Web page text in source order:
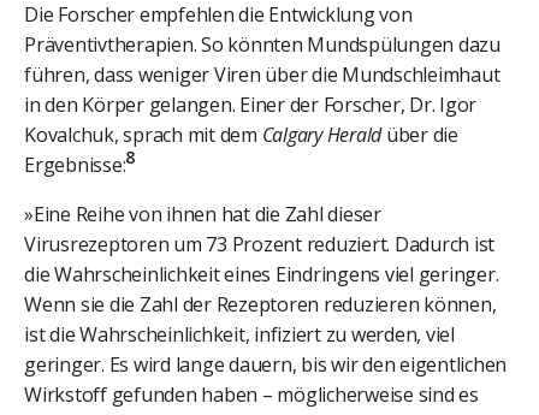
Die Forscher empfehlen die Entwicklung von
Präventivtherapien. So könnten Mundspülungen dazu
führen, dass weniger Viren über die Mundschleimhaut
in den Körper gelangen. Einer der Forscher, Dr. Igor
Kovalchuk, sprach mit dem Calgary Heraldüber die
Ergebnisse:8
»Eine Reihe von ihnen hat die Zahl dieser
Virusrezeptoren um 73 Prozent reduziert. Dadurch ist
die Wahrscheinlichkeit eines Eindringens viel geringer.
Wenn sie die Zahl der Rezeptoren reduzieren können,
ist die Wahrscheinlichkeit, infiziert zu werden, viel
geringer. Es wird lange dauern, bis wir den eigentlichen
Wirkstoff gefunden haben – möglicherweise sind es